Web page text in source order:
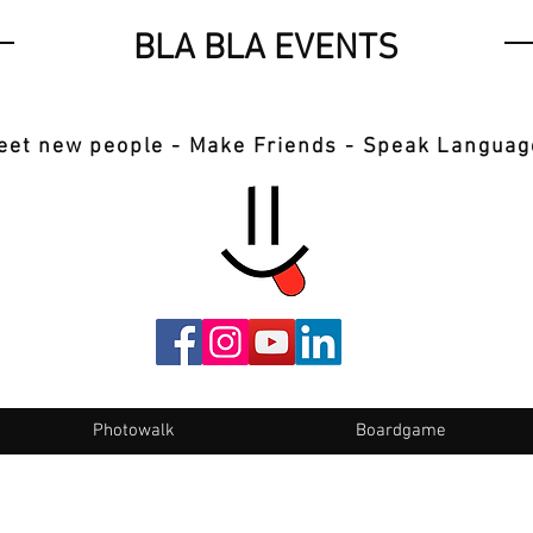
BLA BLA EVENTS
new people - Make Friends - Speak
Photowalk Boardgame